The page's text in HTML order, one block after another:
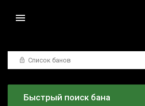
Список банов
Быстрый поиск бана